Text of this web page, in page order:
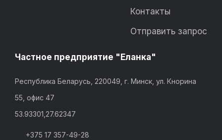
Контакты
Отправить запрос
Частное предприятие "Еланка"
Республика Беларусь, 220049, г. Минск, ул. Кнорина
55, офис 47
53.93301,27.62347
+375 17 357-49-28